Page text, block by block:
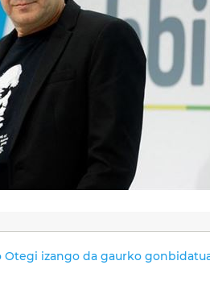
Otegi izango da gaurko